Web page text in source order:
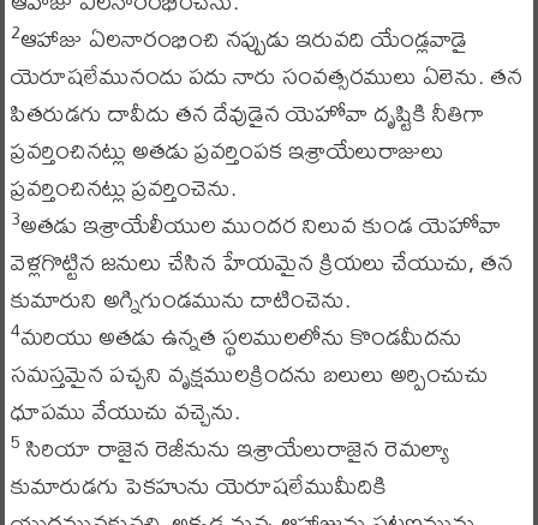
2ఆహాజు ఏలనారంభించి నప్పుడు ఇరువది యేండ్లవాడై
యెరూషలేమునందు పదు నారు సంవత్సరములు ఏలెను. తన
పితరుడగు దావీదు తన దేవుడైన యెహోవా దృష్టికి నీతిగా
ప్రవర్తించినట్లు అతడు ప్రవర్తింపక ఇశ్రాయేలురాజులు
ప్రవర్తించినట్లు ప్రవర్తించెను.
3అతడు ఇశ్రాయేలీయుల ముందర నిలువ కుండ యెహోవా
వెళ్లగొట్టిన జనులు చేసిన హేయమైన క్రియలు చేయుచు, తన
కుమారుని అగ్నిగుండమును దాటించెను.
4మరియు అతడు ఉన్నత స్థలములలోను కొండమీదను
సమస్తమైన పచ్చని వృక్షములక్రిందను బలులు అర్పించుచు
ధూపము వేయుచు వచ్చెను.
5 సిరియా రాజైన రెజీనును ఇశ్రాయేలురాజైన రెమల్యా
కుమారుడగు పెకహును యెరూషలేముమీదికి